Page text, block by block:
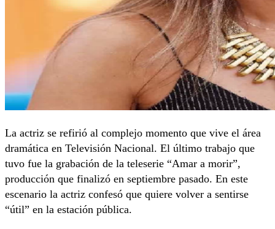
La actriz se refirió al complejo momento que vive el área
dramática en Televisión Nacional. El último trabajo que
tuvo fue la grabación de la teleserie “Amar a morir”,
producción que finalizó en septiembre pasado. En este
escenario la actriz confesó que quiere volver a sentirse
“útil” en la estación pública.